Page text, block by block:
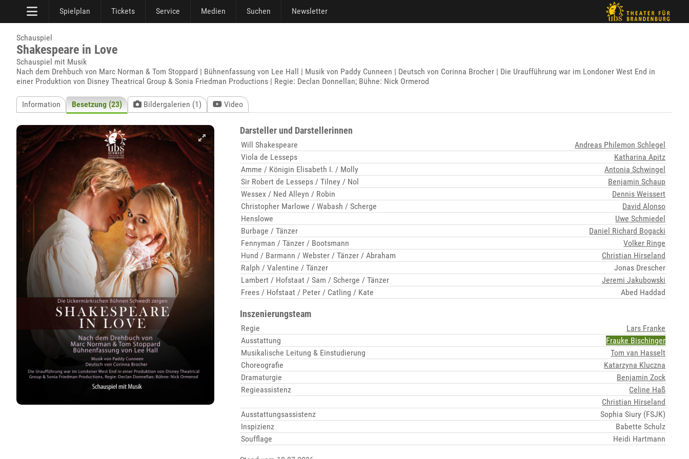
Spielplan Tickets Service Medien Suchen Newsletter
Schauspiel
Shakespeare in Love
Schauspiel mit Musik
Nach dem Drehbuch von Marc Norman & Tom Stoppard | Bühnenfassung von Lee Hall | Musik von Paddy Cunneen | Deutsch von Corinna Brocher | Die Uraufführung war im Londoner West End in
einer Produktion von Disney Theatrical Group & Sonia Friedman Productions | Regie: Declan Donnellan; Bühne: Nick Ormerod
Information Besetzung (23) Bildergalerien (1) Video
Darsteller und Darstellerinnen
Will Shakespeare
Andreas Philemon Schlegel
Viola de Lesseps
Katharina Apitz
Amme / Königin Elisabeth I. / Molly
Antonia Schwingel
Sir Robert de Lesseps / Tilney / Nol
Benjamin Schaup
Wessex / Ned Alleyn / Robin
Dennis Weissert
Christopher Marlowe / Wabash / Scherge
David Alonso
Henslowe
Uwe Schmiedel
Burbage / Tänzer
Daniel Richard Bogacki
Fennyman / Tänzer / Bootsmann
Volker Ringe
Hund / Barmann / Webster / Tänzer / Abraham
Christian Hirseland
Ralph / Valentine / Tänzer
Jonas Drescher
Lambert / Hofstaat / Sam / Scherge / Tänzer
Jeremi Jakubowski
Frees / Hofstaat / Peter / Catling / Kate
Abed Haddad
Inszenierungsteam
Regie
Lars Franke
Ausstattung
Frauke Bischinger
Musikalische Leitung & Einstudierung
Tom van Hasselt
Choreografie
Katarzyna Kluczna
Dramaturgie
Benjamin Zock
Regieassistenz
Celine Haß
Christian Hirseland
Ausstattungsassistenz
Sophia Siury (FSJK)
Inspizienz
Babette Schulz
Soufflage
Heidi Hartmann